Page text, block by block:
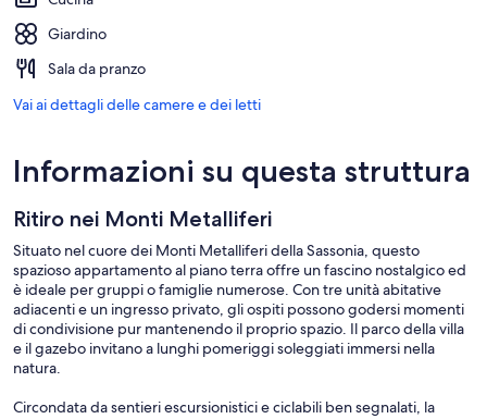
Giardino
Sala da pranzo
Vai ai dettagli delle camere e dei letti
Informazioni su questa struttura
Ritiro nei Monti Metalliferi
Situato nel cuore dei Monti Metalliferi della Sassonia, questo
spazioso appartamento al piano terra offre un fascino nostalgico ed
è ideale per gruppi o famiglie numerose. Con tre unità abitative
adiacenti e un ingresso privato, gli ospiti possono godersi momenti
di condivisione pur mantenendo il proprio spazio. Il parco della villa
e il gazebo invitano a lunghi pomeriggi soleggiati immersi nella
natura.
Circondata da sentieri escursionistici e ciclabili ben segnalati, la